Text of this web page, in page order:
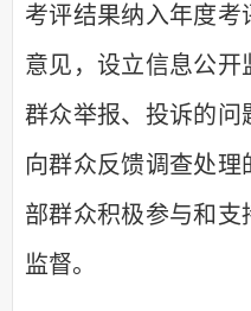
考评结果纳入年度考
意见，设立信息公
群众举报、投诉的问
向群众反馈调查处理
部群众积极参与和
监督。